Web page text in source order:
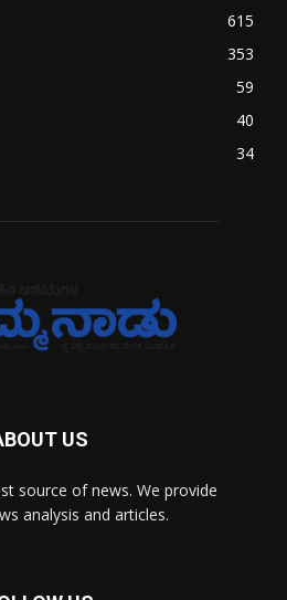
615
353
59
40
34
US
source of news. We provide
analysis and articles.